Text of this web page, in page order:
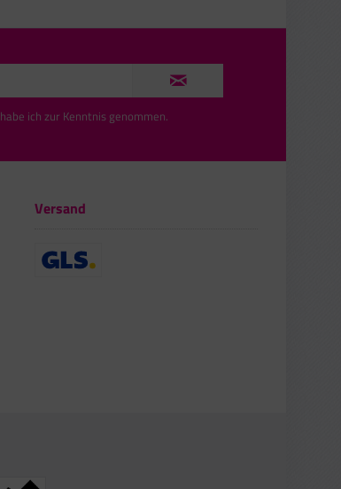
habe ich zur Kenntnis genommen.
Versand